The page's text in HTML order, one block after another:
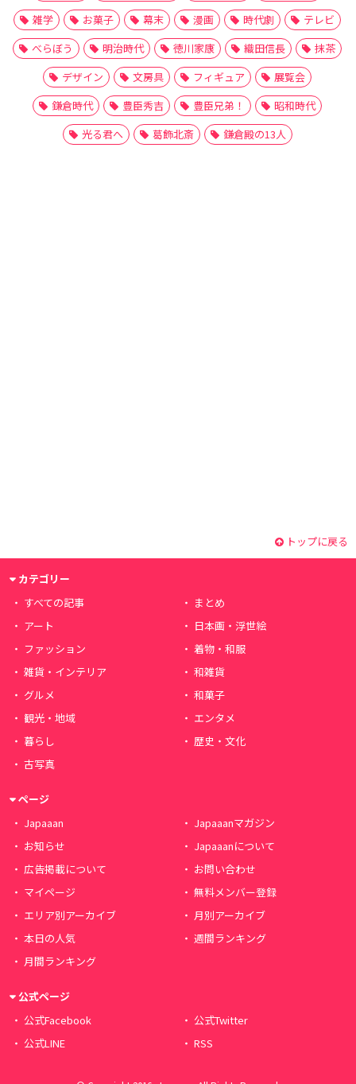
雑学
お菓子 幕末 漫画 時代劇
テレビ
べらぼう
明治時代 徳川家康 織田信長
抹茶
デザイン
文房具 フィギュア
展覧会
鎌倉時代
豊臣秀吉 豊臣兄弟！
昭和時代
光る君へ
葛飾北斎 鎌倉殿の13人
トップに戻る
カテゴリー
すべての記事
まとめ
アート
日本画・浮世絵
ファッション
着物・和服
雑貨・インテリア
和雑貨
グルメ
和菓子
観光・地域
エンタメ
暮らし
歴史・文化
古写真
ページ
Japaaan
Japaaanマガジン
お知らせ
Japaaanについて
広告掲載について
お問い合わせ
マイページ
無料メンバー登録
エリア別アーカイブ
月別アーカイブ
本日の人気
週間ランキング
月間ランキング
公式ページ
公式Facebook
公式Twitter
公式LINE
RSS